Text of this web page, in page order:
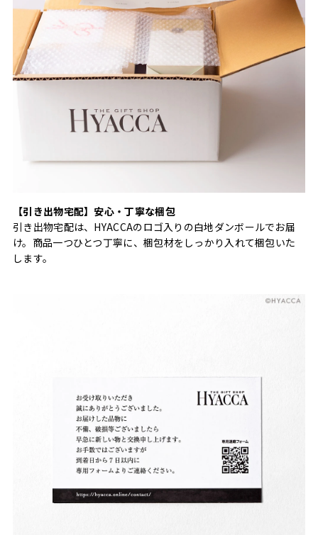
【引き出物宅配】安心・丁寧な梱包
引き出物宅配は、HYACCAのロゴ入りの白地ダンボールでお届
け。商品一つひとつ丁寧に、梱包材をしっかり入れて梱包いた
します。